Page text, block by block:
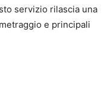
servizio rilascia una
e principali